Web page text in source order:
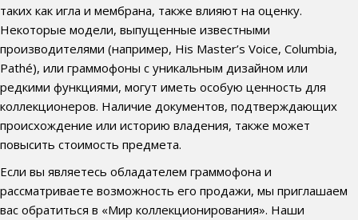
таких как игла и мембрана, также влияют на оценку.
Некоторые модели, выпущенные известными
производителями (например, His Master’s Voice, Columbia,
Pathé), или граммофоны с уникальным дизайном или
редкими функциями, могут иметь особую ценность для
коллекционеров. Наличие документов, подтверждающих
происхождение или историю владения, также может
повысить стоимость предмета.
Если вы являетесь обладателем граммофона и
рассматриваете возможность его продажи, мы приглашаем
вас обратиться в «Мир коллекционирования». Наши